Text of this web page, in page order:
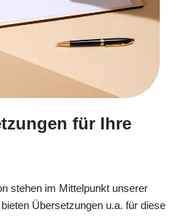
für Ihre
stehen im Mittelpunkt unserer
Übersetzungen u.a. für diese